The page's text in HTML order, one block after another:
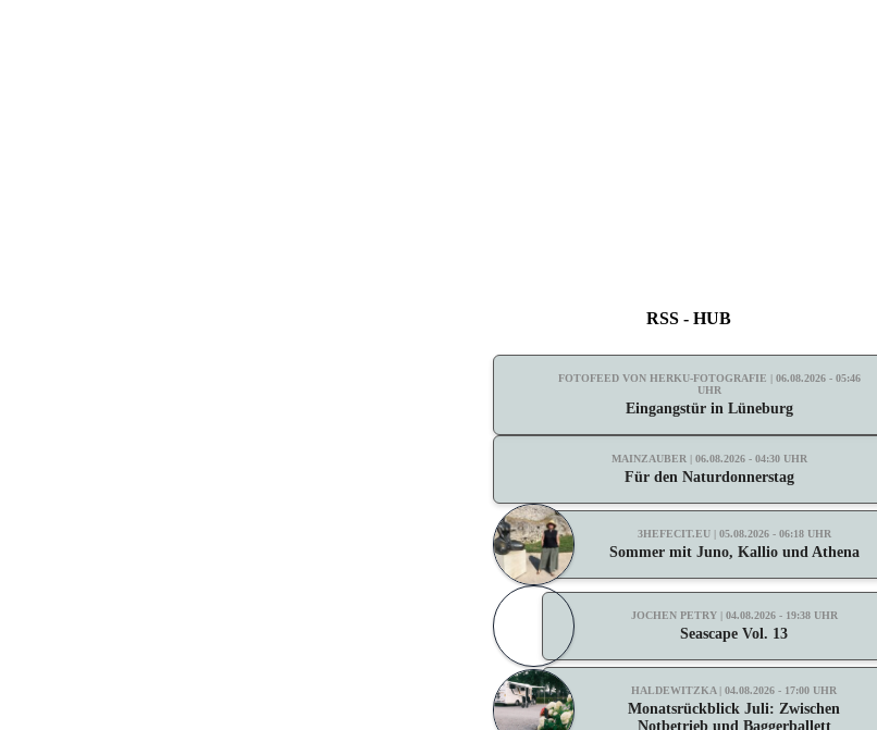
RSS - HUB
FOTOFEED VON HERKU-FOTOGRAFIE | 06.08.2026 - 05:46
UHR
Eingangstür in Lüneburg
MAINZAUBER | 06.08.2026 - 04:30 UHR
Für den Naturdonnerstag
3HEFECIT.EU | 05.08.2026 - 06:18 UHR
Sommer mit Juno, Kallio und Athena
JOCHEN PETRY | 04.08.2026 - 19:38 UHR
Seascape Vol. 13
HALDEWITZKA | 04.08.2026 - 17:00 UHR
Monatsrückblick Juli: Zwischen
Notbetrieb und Baggerballett